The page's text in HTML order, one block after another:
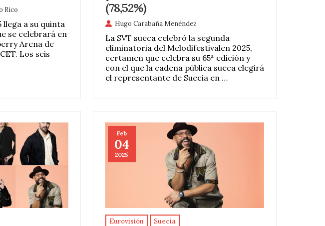
Rico
llega a su quinta
se celebrará en
Arena de
Los seis
(78,52%)
Hugo Carabaña Menéndez
La SVT sueca celebró la segunda
eliminatoria del Melodifestivalen 2025,
certamen que celebra su 65ª edición y
con el que la cadena pública sueca elegirá
el representante de Suecia en …
Feb
04
2025
Eurovisión Suecia